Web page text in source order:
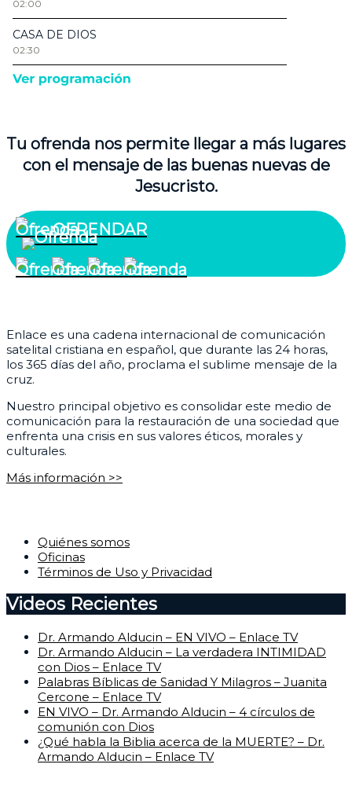
Tu ofrenda nos permite llegar a más lugares
con el mensaje de las buenas nuevas de
Jesucristo.
OFRENDAR
Enlace es una cadena internacional de comunicación
satelital cristiana en español, que durante las 24 horas,
los 365 días del año, proclama el sublime mensaje de la
cruz.
Nuestro principal objetivo es consolidar este medio de
comunicación para la restauración de una sociedad que
enfrenta una crisis en sus valores éticos, morales y
culturales.
Más información >>
Quiénes somos
Oficinas
Términos de Uso y Privacidad
Videos Recientes
Dr. Armando Alducin – EN VIVO – Enlace TV
Dr. Armando Alducin – La verdadera INTIMIDAD
con Dios – Enlace TV
Palabras Bíblicas de Sanidad Y Milagros – Juanita
Cercone – Enlace TV
EN VIVO – Dr. Armando Alducin – 4 círculos de
comunión con Dios
¿Qué habla la Biblia acerca de la MUERTE? – Dr.
Armando Alducin – Enlace TV